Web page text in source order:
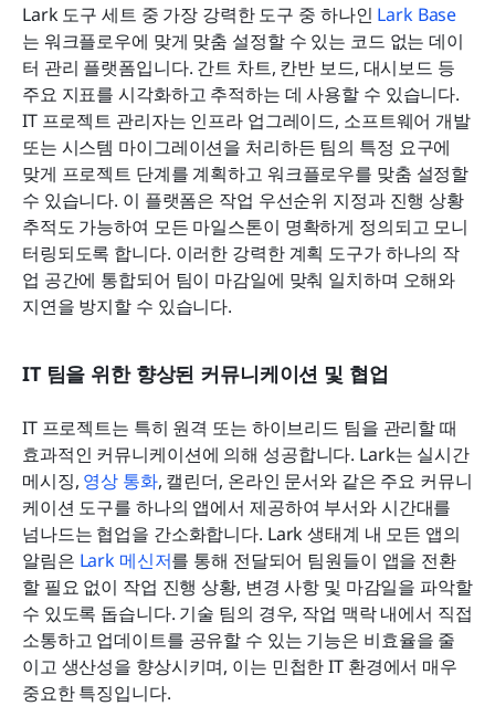
Lark 도구 세트 중 가장 강력한 도구 중 하나인 Lark Base
는 워크플로우에 맞게 맞춤 설정할 수 있는 코드 없는 데이
터 관리 플랫폼입니다. 간트 차트, 칸반 보드, 대시보드 등
주요 지표를 시각화하고 추적하는 데 사용할 수 있습니다.
IT 프로젝트 관리자는 인프라 업그레이드, 소프트웨어 개발
또는 시스템 마이그레이션을 처리하든 팀의 특정 요구에
맞게 프로젝트 단계를 계획하고 워크플로우를 맞춤 설정할
수 있습니다. 이 플랫폼은 작업 우선순위 지정과 진행 상황
추적도 가능하여 모든 마일스톤이 명확하게 정의되고 모니
터링되도록 합니다. 이러한 강력한 계획 도구가 하나의 작
업 공간에 통합되어 팀이 마감일에 맞춰 일치하며 오해와
지연을 방지할 수 있습니다.
IT 팀을 위한 향상된 커뮤니케이션 및 협업
IT 프로젝트는 특히 원격 또는 하이브리드 팀을 관리할 때
효과적인 커뮤니케이션에 의해 성공합니다. Lark는 실시간
메시징, 영상 통화, 캘린더, 온라인 문서와 같은 주요 커뮤니
케이션 도구를 하나의 앱에서 제공하여 부서와 시간대를
넘나드는 협업을 간소화합니다. Lark 생태계 내 모든 앱의
알림은 Lark 메신저를 통해 전달되어 팀원들이 앱을 전환
할 필요 없이 작업 진행 상황, 변경 사항 및 마감일을 파악할
수 있도록 돕습니다. 기술 팀의 경우, 작업 맥락 내에서 직접
소통하고 업데이트를 공유할 수 있는 기능은 비효율을 줄
이고 생산성을 향상시키며, 이는 민첩한 IT 환경에서 매우
중요한 특징입니다.